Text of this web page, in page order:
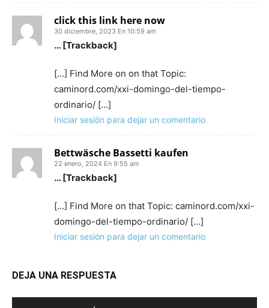
click this link here now
30 diciembre, 2023 En 10:59 am
… [Trackback]
[…] Find More on on that Topic:
caminord.com/xxi-domingo-del-tiempo-
ordinario/ […]
Iniciar sesión para dejar un comentario
Bettwäsche Bassetti kaufen
22 enero, 2024 En 9:55 am
… [Trackback]
[…] Find More on that Topic: caminord.com/xxi-
domingo-del-tiempo-ordinario/ […]
Iniciar sesión para dejar un comentario
DEJA UNA RESPUESTA